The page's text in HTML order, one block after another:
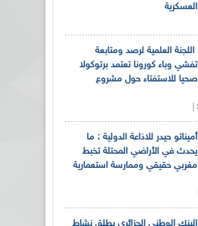
العسكرية
اللجنة العلمية لرصد ومتابعة
تفشي وباء كورونا تعتمد برتوكولا
صحيا للاستفتاء حول مشروع
أميناتو حيدر للاذاعة الدولية : ما
يحدث في الأراضي المحتلة تخبط
مغربي حقيقي وممارسة استعمارية
البنك الوطني الجزائري يطلق نشاط